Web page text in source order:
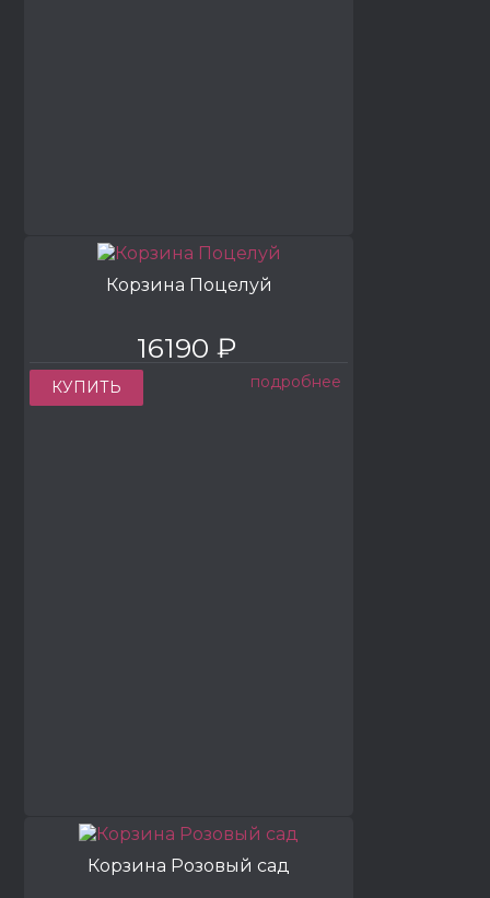
Корзина Поцелуй
16190 ₽
КУПИТЬ подробнее
Корзина Розовый сад